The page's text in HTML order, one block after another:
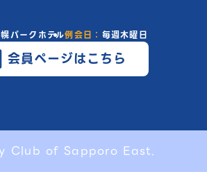
パークホテル例会日： 毎週木曜日
会員ページはこちら
Club of Sapporo East.